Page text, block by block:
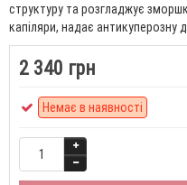
структуру та розгладжує
капіляри, надає антикуперозну
2 340 грн
Немає в наявності